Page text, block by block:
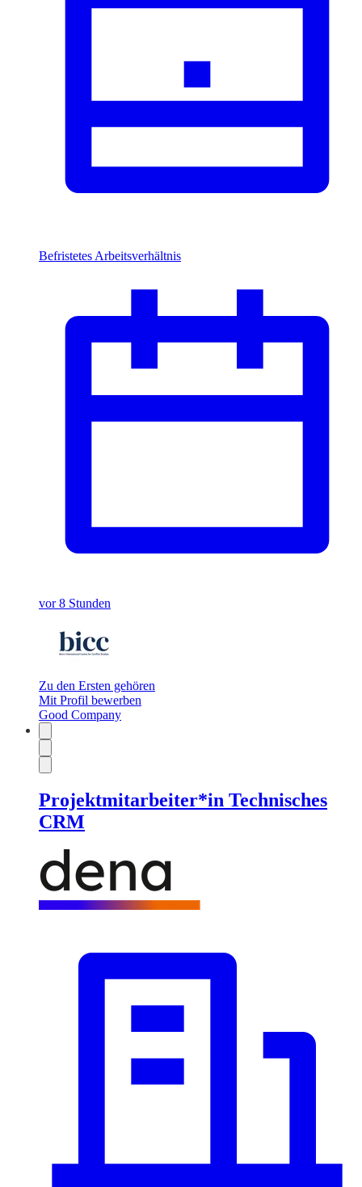
Befristetes Arbeitsverhältnis
vor 8 Stunden
Zu den Ersten gehören
Mit Profil bewerben
Good Company
Projektmitarbeiter*in Technisches
CRM